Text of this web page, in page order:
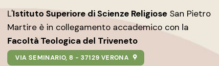
L'Istituto Superiore di Scienze Religiose San Pietro
Martire è in collegamento accademico con la
Facoltà Teologica del Triveneto
VIA SEMINARIO, 8 - 37129 VERONA